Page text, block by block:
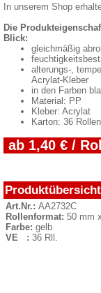
In unserem Shop
Die
Blick:
gleichmäßig
alterungs-,
Acrylat-Kleber
in den Farben
Material: PP
Kleber: Acrylat
Karton: 36 Rollen
ab 1,40 € /
Produktübersicht
Art.Nr.: AA2732C
Rollenformat: 50 mm
Farbe: gelb
VE : 36 Rll.